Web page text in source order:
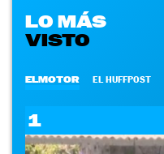
LO MÁS
VISTO
ELMOTOR EL HUFFPOST
1